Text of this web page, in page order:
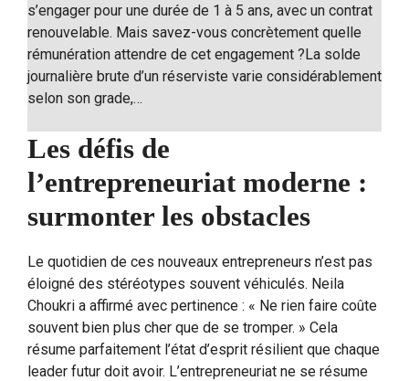
s’engager pour une durée de 1 à 5 ans, avec un contrat
renouvelable. Mais savez-vous concrètement quelle
rémunération attendre de cet engagement ?La solde
journalière brute d’un réserviste varie considérablement
selon son grade,…
Les défis de
l’entrepreneuriat moderne :
surmonter les obstacles
Le quotidien de ces nouveaux entrepreneurs n’est pas
éloigné des stéréotypes souvent véhiculés. Neila
Choukri a affirmé avec pertinence : « Ne rien faire coûte
souvent bien plus cher que de se tromper. » Cela
résume parfaitement l’état d’esprit résilient que chaque
leader futur doit avoir. L’entrepreneuriat ne se résume